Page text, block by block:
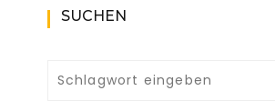
SUCHEN